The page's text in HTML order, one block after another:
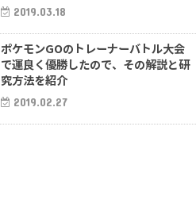
2019.03.18
ポケモンGOのトレーナーバトル大会
で運良く優勝したので、その解説と研
究方法を紹介
2019.02.27